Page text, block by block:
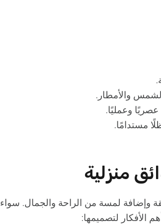
والأمطار.
وعمليًا.
مستدامًا.
منزلية
وإضافة لمسة من الراحة والجمال. سواء
الأفكار لتصميمها: